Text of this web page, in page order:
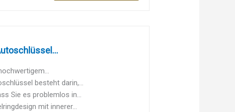
besteht darin,...
Sie es problemlos in...
mit innerer...